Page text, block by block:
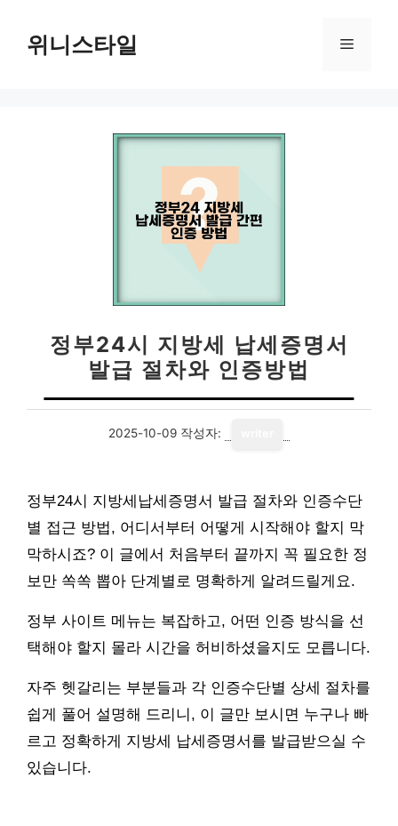
위니스타일 메
정부24시 지방세 납세증명서
발급 절차와 인증방법
2025-10-09 작성자:
정부24시 지방세납세증명서 발급 절차와 인증수단
별 접근 방법, 어디서부터 어떻게 시작해야 할지 막
막하시죠? 이 글에서 처음부터 끝까지 꼭 필요한 정
보만 쏙쏙 뽑아 단계별로 명확하게 알려드릴게요.
정부 사이트 메뉴는 복잡하고, 어떤 인증 방식을 선
택해야 할지 몰라 시간을 허비하셨을지도 모릅니다.
자주 헷갈리는 부분들과 각 인증수단별 상세 절차를
쉽게 풀어 설명해 드리니, 이 글만 보시면 누구나 빠
르고 정확하게 지방세 납세증명서를 발급받으실 수
있습니다.